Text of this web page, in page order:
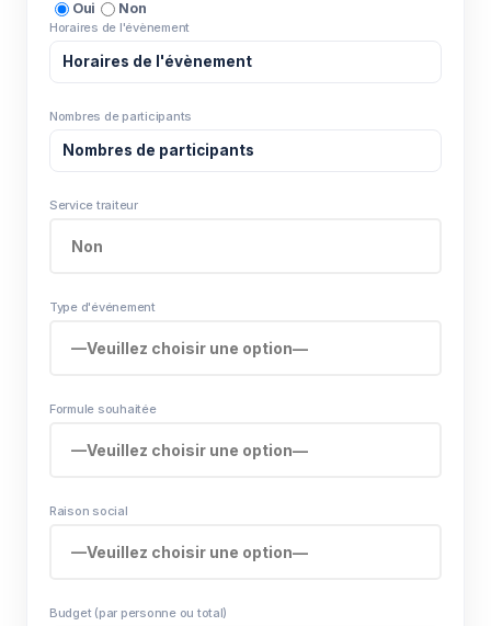
Oui Non
Horaires de l'évènement
Nombres de participants
Service traiteur
Type d'événement
Formule souhaitée
Raison social
Budget (par personne ou total)